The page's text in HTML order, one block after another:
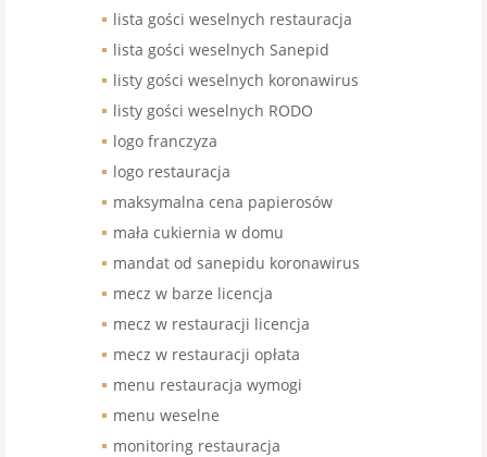
lista gości weselnych restauracja
lista gości weselnych Sanepid
listy gości weselnych koronawirus
listy gości weselnych RODO
logo franczyza
logo restauracja
maksymalna cena papierosów
mała cukiernia w domu
mandat od sanepidu koronawirus
mecz w barze licencja
mecz w restauracji licencja
mecz w restauracji opłata
menu restauracja wymogi
menu weselne
monitoring restauracja